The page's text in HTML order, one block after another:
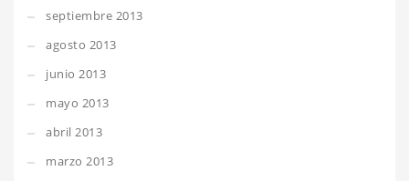
septiembre 2013
agosto 2013
junio 2013
mayo 2013
abril 2013
marzo 2013